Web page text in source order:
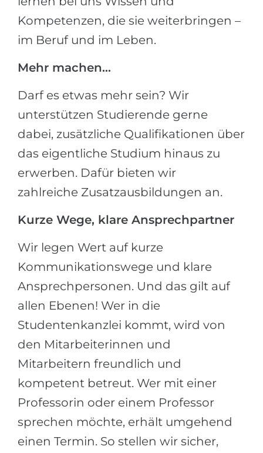
Kompetenzen, die sie weiterbringen –
im Beruf und im Leben.
Mehr machen…
Darf es etwas mehr sein? Wir
unterstützen Studierende gerne
dabei, zusätzliche Qualifikationen über
das eigentliche Studium hinaus zu
erwerben. Dafür bieten wir
zahlreiche Zusatzausbildungen an.
Kurze Wege, klare Ansprechpartner
Wir legen Wert auf kurze
Kommunikationswege und klare
Ansprechpersonen. Und das gilt auf
allen Ebenen! Wer in die
Studentenkanzlei kommt, wird von
den Mitarbeiterinnen und
Mitarbeitern freundlich und
kompetent betreut. Wer mit einer
Professorin oder einem Professor
sprechen möchte, erhält umgehend
einen Termin. So stellen wir sicher,